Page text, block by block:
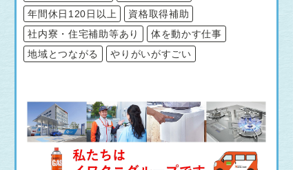
年間休日120日以上
資格取得補助
社内寮・住宅補助等あり
体を動かす仕事
地域とつながる
やりがいがすごい